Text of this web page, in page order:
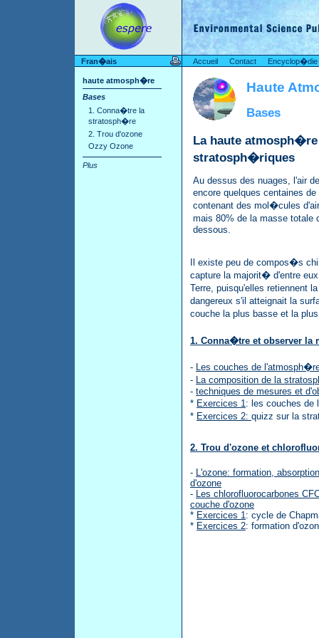
Fran�ais Accueil Contact Encyclop�die
haute atmosph�re
Bases
1. Conna�tre la
stratosph�re
2. Trou d'ozone
Ozzy Ozone
Plus
Haute
Bases
La haute
stratosph�riques
Au dessus des nuages, l'air
encore quelques centaines
contenant des mol�cules
mais 80% de la masse totale
dessous.
Il existe peu de compos�s
capture la majorit� d'entre
Terre, puisqu'elles retiennent
dangereux s'il atteignait la
couche la plus basse et la
1. Conna�tre et observer la
- Les couches de
- La composition de la
- techniques de mesures et
* Exercices 1: les couches de
* Exercices 2: quizz sur la
2. Trou d'ozone et
- L'ozone: formation,
d'ozone
- Les chlorofluorocarbones
couche d'ozone
* Exercices 1 : cycle de
* Exercices 2: formation